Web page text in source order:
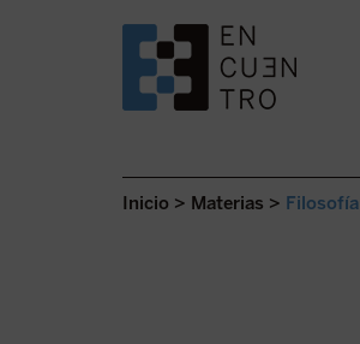
SALTAR AL CONTENIDO.
Inicio > Materias > Filosofía